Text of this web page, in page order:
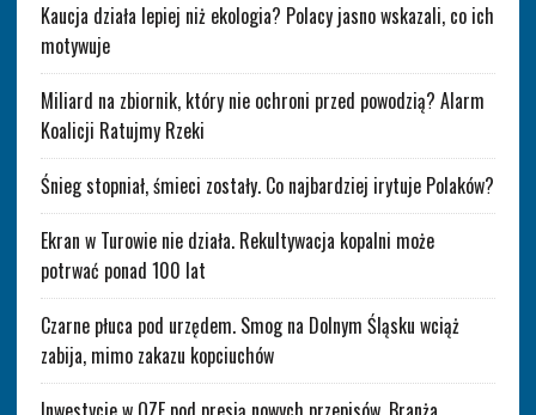
Kaucja działa lepiej niż ekologia? Polacy jasno wskazali, co ich
motywuje
Miliard na zbiornik, który nie ochroni przed powodzią? Alarm
Koalicji Ratujmy Rzeki
Śnieg stopniał, śmieci zostały. Co najbardziej irytuje Polaków?
Ekran w Turowie nie działa. Rekultywacja kopalni może
potrwać ponad 100 lat
Czarne płuca pod urzędem. Smog na Dolnym Śląsku wciąż
zabija, mimo zakazu kopciuchów